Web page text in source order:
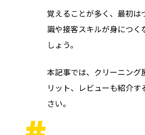
覚えることが多く、最初
識や接客スキルが身につ
しょう。
本記事では、クリーニング
リット、レビューも紹介
さい。